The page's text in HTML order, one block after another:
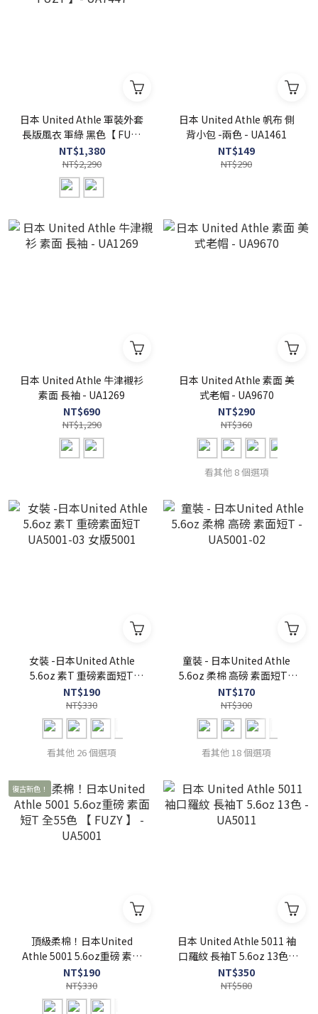
日本 United Athle 軍裝外套
長版風衣 軍綠 黑色【 FUZY
】- UA7447
NT$1,380
NT$2,290
日本 United Athle 帆布 側
背小包 -兩色 - UA1461
NT$149
NT$290
日本 United Athle 牛津襯衫
素面 長袖 - UA1269
NT$690
NT$1,290
日本 United Athle 素面 美
式老帽 - UA9670
NT$290
NT$360
看其他 8 個選項
女裝 -日本United Athle
5.6oz 素T 重磅素面短T
UA5001-03 女版5001
NT$190
NT$330
看其他 26 個選項
童裝 - 日本United Athle
5.6oz 柔棉 高磅 素面短T -
UA5001-02
NT$170
NT$300
看其他 18 個選項
復古新色！
頂級柔棉！日本United
Athle 5001 5.6oz重磅 素面
短T 全55色 【 FUZY 】 -
UA5001
NT$190
NT$330
日本 United Athle 5011 袖
口羅紋 長袖T 5.6oz 13色 -
UA5011
NT$350
NT$580